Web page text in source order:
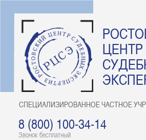
ЦЕНТР
СПЕЦИАЛИЗИРОВАННОЕ ЧАСТНОЕ
8 (800) 100-34-14
Звонок бесплатный